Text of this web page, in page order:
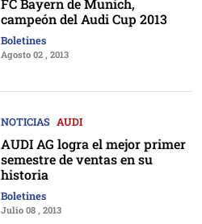
FC Bayern de Munich,
campeón del Audi Cup 2013
Boletines
Agosto 02 , 2013
NOTICIAS AUDI
AUDI AG logra el mejor primer
semestre de ventas en su
historia
Boletines
Julio 08 , 2013